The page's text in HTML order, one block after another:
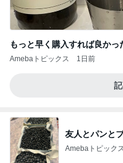
もっと早く購入すれば良かっ
Amebaトピックス 1日前
友人とパンと
Amebaトピック